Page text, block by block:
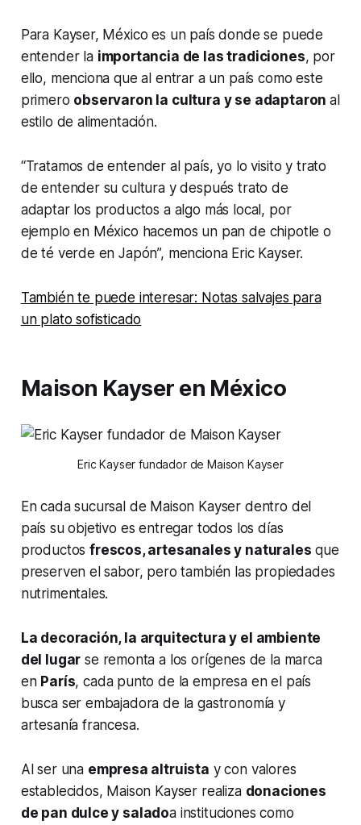
Para Kayser, México es un país donde se puede
entender la importancia de las tradiciones, por
ello, menciona que al entrar a un país como este
primero observaron la cultura y se adaptaronal
estilo de alimentación.
“Tratamos de entender al país, yo lo visito y trato
de entender su cultura y después trato de
adaptar los productos a algo más local, por
ejemplo en México hacemos un pan de chipotle o
de té verde en Japón”, menciona Eric Kayser.
También te puede interesar: Notas salvajes para
un plato sofisticado
Maison Kayser en México
Eric Kayser fundador de Maison Kayser
En cada sucursal de Maison Kayser dentro del
país su objetivo es entregar todos los días
productosfrescos, artesanales y naturales que
preserven el sabor, pero también las propiedades
nutrimentales.
La decoración, la arquitectura y el ambiente
del lugar se remonta a los orígenes de la marca
en París, cada punto de la empresa en el país
busca ser embajadora de la gastronomía y
artesanía francesa.
Al ser una empresa altruista y con valores
establecidos, Maison Kayser realiza donaciones
de pan dulce y saladoa instituciones como